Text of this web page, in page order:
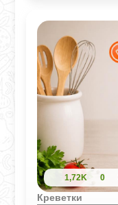
1,72K 0
Креветки